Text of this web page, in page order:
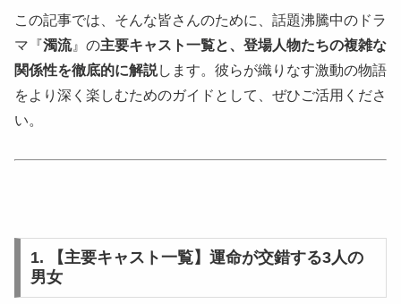
この記事では、そんな皆さんのために、話題沸騰中のドラ
マ『濁流』の主要キャスト一覧と、登場人物たちの複雑な
関係性を徹底的に解説します。彼らが織りなす激動の物語
をより深く楽しむためのガイドとして、ぜひご活用くださ
い。
1. 【主要キャスト一覧】運命が交錯する3人の
男女